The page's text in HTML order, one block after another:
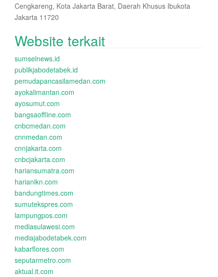
Cengkareng, Kota Jakarta Barat, Daerah Khusus Ibukota
Jakarta 11720
Website terkait
sumselnews.id
publikjabodetabek.id
pemudapancasilamedan.com
ayokalimantan.com
ayosumut.com
bangsaoffline.com
cnbcmedan.com
cnnmedan.com
cnnjakarta.com
cnbcjakarta.com
hariansumatra.com
harianikn.com
bandungtimes.com
sumutekspres.com
lampungpos.com
mediasulawesi.com
mediajabodetabek.com
kabarflores.com
seputarmetro.com
aktual.it.com